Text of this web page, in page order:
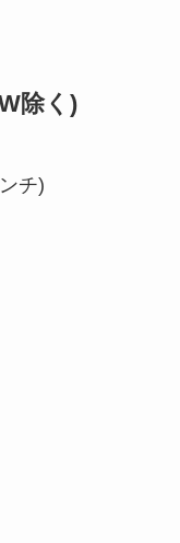
除く)
チ)